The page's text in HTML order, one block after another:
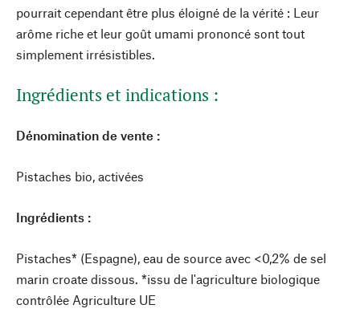
pourrait cependant être plus éloigné de la vérité : Leur
arôme riche et leur goût umami prononcé sont tout
simplement irrésistibles.
Ingrédients et indications :
Dénomination de vente :
Pistaches bio, activées
Ingrédients :
Pistaches* (Espagne), eau de source avec <0,2% de sel
marin croate dissous. *issu de l'agriculture biologique
contrôlée Agriculture UE